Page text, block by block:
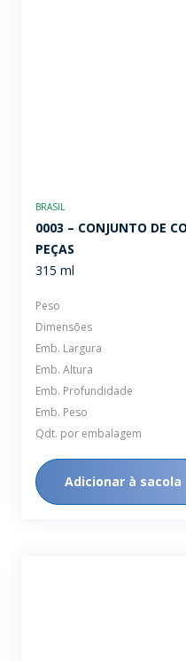
BRASIL
0003 – CONJUNTO DE
PEÇAS
315 ml
Peso
Dimensões
Emb. Largura
Emb. Altura
Emb. Profundidade
Emb. Peso
Qdt. por embalagem
Adicionar à sacola